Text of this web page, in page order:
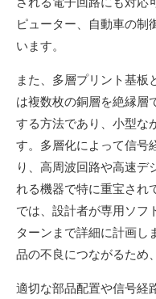
ピューター、自動車の制
います。
また、多層プリント基板
は複数枚の銅層を絶縁層
する方法であり、小型な
す。多層化によって信号
り、高周波回路や高速デ
れる機器で特に重宝され
では、設計者が専用ソフ
ターンまで詳細に計画し
品の不良につながるため
適切な部品配置や信号経